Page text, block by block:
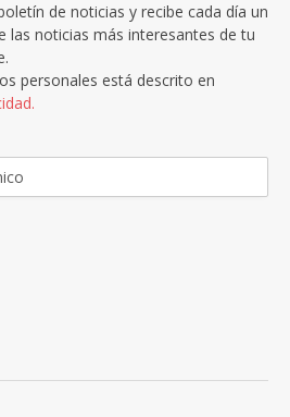
de noticias y recibe cada día un
las noticias más interesantes de tu
personales está descrito en